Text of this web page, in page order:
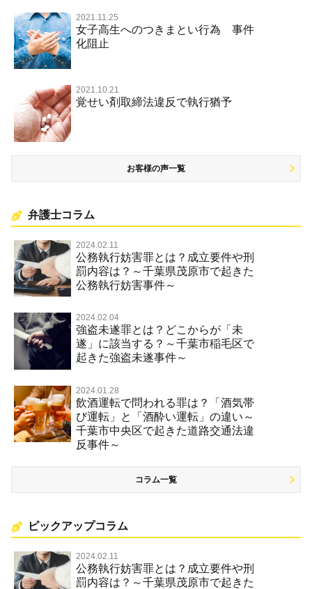
放火・失火
名誉棄損罪・侮辱
2021.11.25
女子高生へのつきまとい行為 事件
化阻止
2021.10.21
覚せい剤取締法違反で執行猶予
お客様の声一覧
弁護士コラム
2024.02.11
公務執行妨害罪とは？成立要件や刑
罰内容は？～千葉県茂原市で起きた
公務執行妨害事件～
2024.02.04
強盗未遂罪とは？どこからが「未
遂」に該当する？～千葉市稲毛区で
起きた強盗未遂事件～
2024.01.28
飲酒運転で問われる罪は？「酒気帯
び運転」と「酒酔い運転」の違い～
千葉市中央区で起きた道路交通法違
反事件～
コラム一覧
ピックアップコラム
2024.02.11
公務執行妨害罪とは？成立要件や刑
罰内容は？～千葉県茂原市で起きた